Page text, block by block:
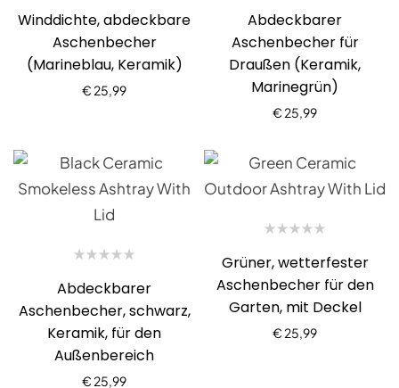
Winddichte, abdeckbare
Aschenbecher
(Marineblau, Keramik)
€ 25,99
Abdeckbarer
Aschenbecher für
Draußen (Keramik,
Marinegrün)
€ 25,99
Abdeckbarer
Aschenbecher, schwarz,
Keramik, für den
Außenbereich
€ 25,99
Grüner, wetterfester
Aschenbecher für den
Garten, mit Deckel
€ 25,99